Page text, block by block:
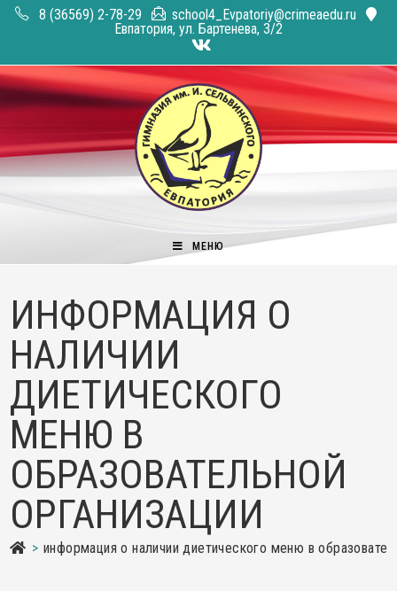
Перейти
8 (36569) 2-78-29
school4_Evpatoriy@crimeaedu.ru
Евпатория, ул. Бартенева, 3/2
МЕНЮ
ИНФОРМАЦИЯ О
НАЛИЧИИ
ДИЕТИЧЕСКОГО
МЕНЮ В
ОБРАЗОВАТЕЛЬНОЙ
ОРГАНИЗАЦИИ
> информация о наличии диетического меню в